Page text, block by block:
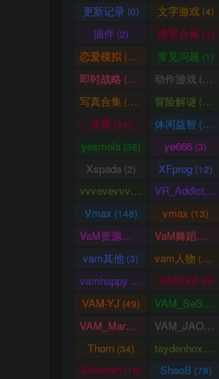
更新记录(0) 文字游戏(4)
插件(2) 情景合集 (1)
恋爱模拟 (101) 常见问题 (1)
即时战略 (14) 动作游戏 (33)
写真合集 (370) 冒险解谜 (30)
体育 (34) 休闲益智 (69)
yesmola (38) ye666 (3)
Xspada (2) XFprog (12)
vvvevevvv
(191) VR_Addict
(38)
Vmax (148) vmax (13)
VaM资源中心 (4163) VaM舞蹈视频
vam其他 (3) vam人物 (3105)
vamhappy VAMDoll (0)
VAM-YJ (49) VAM_SeSe
VAM_Mars(0)
Thorn(34) taydenhoxe
Solerrain(16) ShaoB (78)